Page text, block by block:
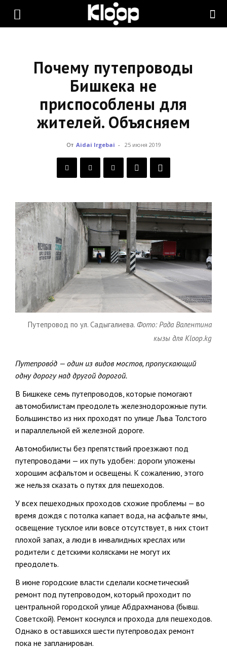
KLOOP.KG
Почему путепроводы
Бишкека не
приспособлены для
жителей. Объясняем
От Aidai Irgebai - 25 июня 2019
Путепровод по ул. Садыгалиева. Фото: Рада Валентина
кызы для Kloop.kg
Путепрово́д — один из видов мостов, пропускающий
одну дорогу над другой дорогой.
В Бишкеке семь путепроводов, которые помогают
автомобилистам преодолеть железнодорожные пути.
Большинство из них проходят по улице Льва Толстого
и параллельной ей железной дороге.
Автомобилисты без препятствий проезжают под
путепроводами — их путь удобен: дороги уложены
хорошим асфальтом и освещены. К сожалению, этого
же нельзя сказать о путях для пешеходов.
У всех пешеходных проходов схожие проблемы — во
время дождя с потолка капает вода, на асфальте ямы,
освещение тусклое или вовсе отсутствует, в них стоит
плохой запах, а люди в инвалидных креслах или
родители с детскими колясками не могут их
преодолеть.
В июне городские власти сделали косметический
ремонт под путепроводом, который проходит по
центральной городской улице Абдрахманова (бывш.
Советской). Ремонт коснулся и прохода для пешеходов.
Однако в оставшихся шести путепроводах ремонт
пока не запланирован.